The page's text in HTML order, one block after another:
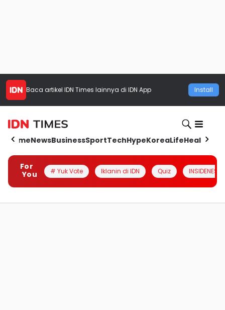
Baca artikel IDN Times lainnya di IDN App Install
HomeNewsBusinessSportTechHypeKoreaLifeHealth
For
You
# Yuk Vote Iklanin di IDN Quiz INSIDENESIA